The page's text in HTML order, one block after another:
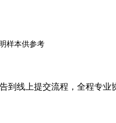
样本供参考
线上提交流程，全程专业